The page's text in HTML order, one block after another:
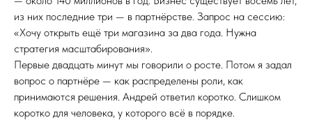
из них последние три — в партнёрстве. Запрос на сессию:
«Хочу открыть ещё три магазина за два года. Нужна
стратегия масштабирования».
Первые двадцать минут мы говорили о росте. Потом я задал
вопрос о партнёре — как распределены роли, как
принимаются решения. Андрей ответил коротко. Слишком
коротко для человека, у которого всё в порядке.